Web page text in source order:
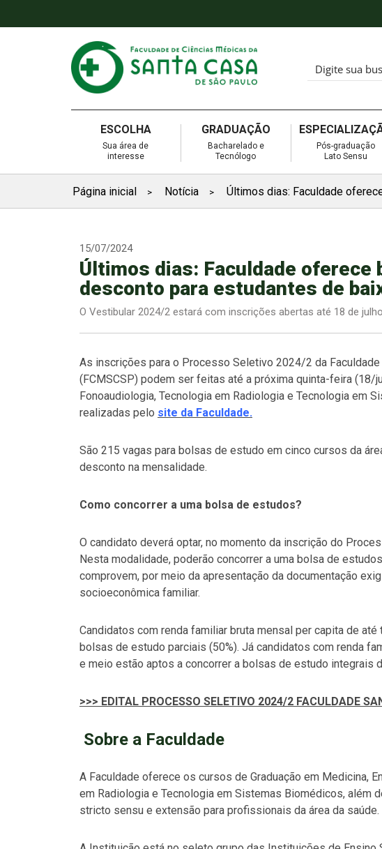
ESCOLHA
Sua área de
interesse
GRADUAÇÃO
Bacharelado e
Tecnólogo
Pós-graduação
Lato Sensu
Página inicial > Notícia > Últimos dias: Faculdade
15/07/2024
Últimos dias: Faculdade oferece
desconto para estudantes de
O Vestibular 2024/2 estará com inscrições abertas até 18 de
As inscrições para o Processo Seletivo 2024/2 da
(FCMSCSP) podem ser feitas até a próxima quinta-feira (18/
Fonoaudiologia, Tecnologia em Radiologia e Tecnologia em
realizadas pelo site da Faculdade.
São 215 vagas para bolsas de estudo em cinco cursos da
desconto na mensalidade.
Como concorrer a uma bolsa de estudos?
O candidato deverá optar, no momento da inscrição do
Nesta modalidade, poderão concorrer a uma bolsa de
comprovem, por meio da apresentação da documentação
socioeconômica familiar.
Candidatos com renda familiar bruta mensal per capita de
bolsas de estudo parciais (50%). Já candidatos com renda
e meio estão aptos a concorrer a bolsas de estudo integrais
>>> EDITAL PROCESSO SELETIVO 2024/2 FACULDADE
Sobre a Faculdade
A Faculdade oferece os cursos de Graduação em Medicina,
em Radiologia e Tecnologia em Sistemas Biomédicos, além
stricto sensu e extensão para profissionais da área da saúde.